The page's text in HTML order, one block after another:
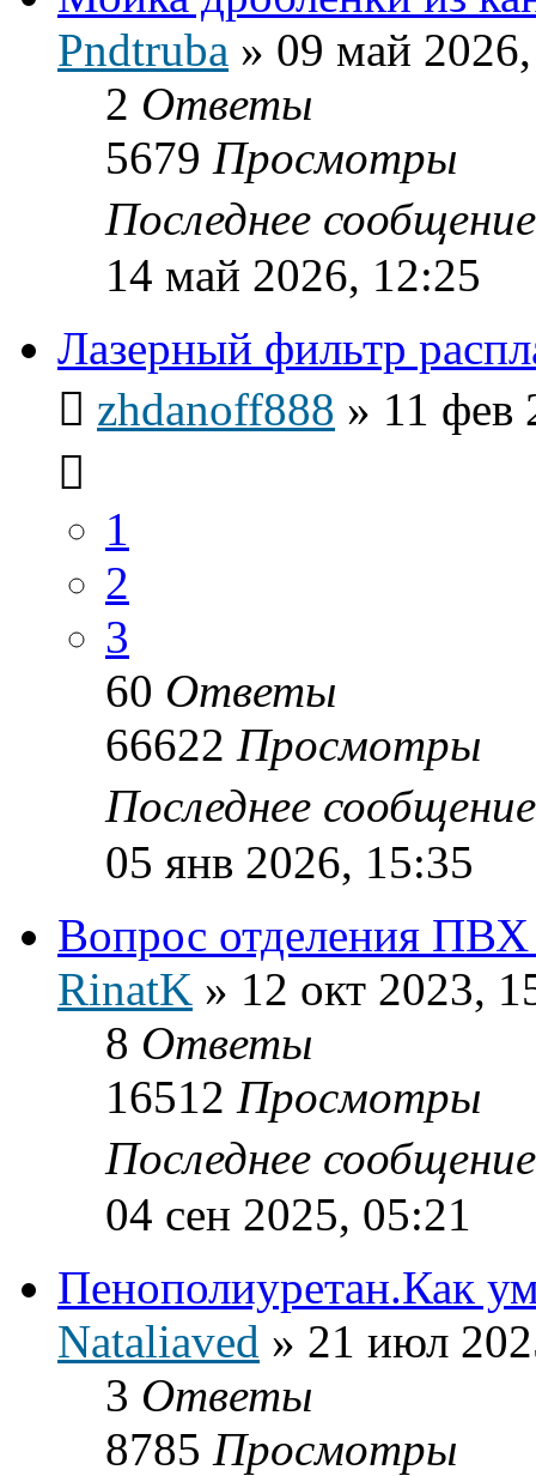
Pndtruba » 09 май
2 Ответы
5679 Просмотры
Последнее
14 май 2026, 12:25
Лазерный фильтр
zhdanoff888 » 11 фев
1
2
3
60 Ответы
66622 Просмотры
Последнее
05 янв 2026, 15:35
Вопрос отделения
RinatK » 12 окт 2023,
8 Ответы
16512 Просмотры
Последнее
04 сен 2025, 05:21
Пенополиуретан.Как
Nataliaved » 21 июл
3 Ответы
8785 Просмотры